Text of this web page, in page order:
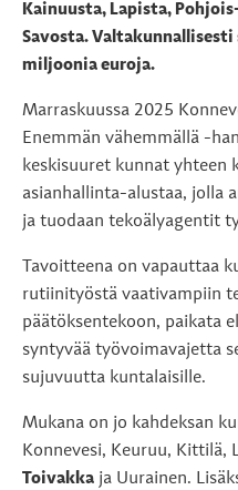
Kainuusta, Lapista,
Savosta.Valtakunnallisesti
miljoonia euroja.
Marraskuussa 2025
Enemmän vähemmällä -
keskisuuret kunnat yhteen
asianhallinta-alustaa, jolla
ja tuodaan tekoälyagentit
Tavoitteena on vapauttaa
rutiinityöstä vaativampiin
päätöksentekoon, paikata
syntyvää työvoimavajetta
sujuvuutta kuntalaisille.
Mukana on jo kahdeksan
Konnevesi, Keuruu, Kittilä,
Toivakka ja Uurainen.